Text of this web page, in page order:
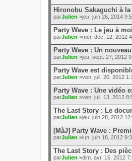
Hironobu Sakaguchi à la
parJulien »jeu. juin 26, 2014
Party Wave : Le jeu à
parJulien »mer. déc. 12, 2012
Party Wave : Un
parJulien »jeu. sept. 27, 2012
Party Wave est
parJulien »ven. juil. 20, 2012
Party Wave : Une vidéo
parJulien »ven. juil. 13, 2012
The Last Story : Le
parJulien »jeu. juin 28, 2012
[MàJ] Party Wave :
parJulien »lun. juin 18, 2012
The Last Story : Des
parJulien »dim. avr. 15, 2012